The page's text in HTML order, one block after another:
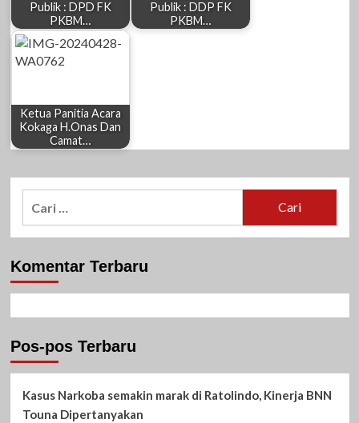
Publik : DPD FK
PKBM…
Publik : DDP FK
PKBM…
Ketua Panitia Acara
Kokaga H.Onas Dan
Camat…
Komentar Terbaru
Pos-pos Terbaru
Kasus Narkoba semakin marak di Ratolindo, Kinerja BNN
Touna Dipertanyakan